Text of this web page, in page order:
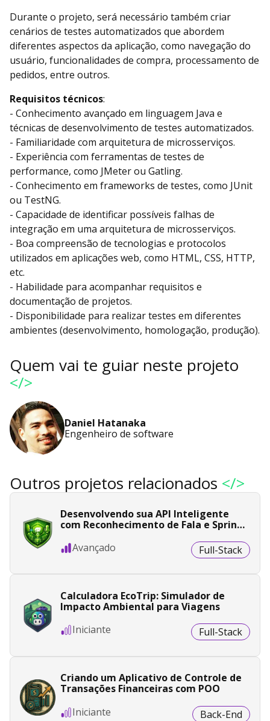
Durante o projeto, será necessário também criar
cenários de testes automatizados que abordem
diferentes aspectos da aplicação, como navegação do
usuário, funcionalidades de compra, processamento de
pedidos, entre outros.
Requisitos técnicos:
- Conhecimento avançado em linguagem Java e
técnicas de desenvolvimento de testes automatizados.
- Familiaridade com arquitetura de microsserviços.
- Experiência com ferramentas de testes de
performance, como JMeter ou Gatling.
- Conhecimento em frameworks de testes, como JUnit
ou TestNG.
- Capacidade de identificar possíveis falhas de
integração em uma arquitetura de microsserviços.
- Boa compreensão de tecnologias e protocolos
utilizados em aplicações web, como HTML, CSS, HTTP,
etc.
- Habilidade para acompanhar requisitos e
documentação de projetos.
- Disponibilidade para realizar testes em diferentes
ambientes (desenvolvimento, homologação, produção).
Quem vai te guiar neste projeto
</>
Daniel Hatanaka
Engenheiro de software
Outros projetos relacionados </>
Desenvolvendo sua API Inteligente
com Reconhecimento de Fala e Spring
Avançado
Full-Stack
Calculadora EcoTrip: Simulador de
Impacto Ambiental para Viagens
Iniciante
Full-Stack
Criando um Aplicativo de Controle de
Transações Financeiras com POO
Iniciante
Back-End